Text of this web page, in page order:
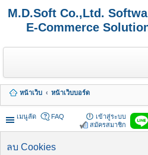
M.D.Soft Co.,Ltd.
E-Commerce
หน้าเว็บ
หน้าเว็บบอร์ด
เมนูลัด
FAQ
เข้าสู่ระบบ
สมัครสมาชิก
ลบ Cookies